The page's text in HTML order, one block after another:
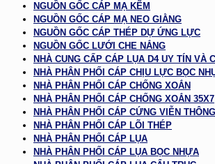
NGUỒN GỐC CÁP MẠ KẼM
NGUỒN GỐC CÁP MẠ NEO GIẰNG
NGUỒN GỐC CÁP THÉP DỰ ỨNG LỰC
NGUỒN GỐC LƯỚI CHE NẮNG
NHÀ CUNG CẤP CÁP LỤA D4 UY TÍN VÀ
NHÀ PHÂN PHỐI CÁP CHỊU LỰC BỌC
NHÀ PHÂN PHỐI CÁP CHỐNG XOẮN
NHÀ PHÂN PHỐI CÁP CHỐNG XOẮN 35X7
NHÀ PHÂN PHỐI CÁP CỨNG VIỄN THÔNG
NHÀ PHÂN PHỐI CÁP LÕI THÉP
NHÀ PHÂN PHỐI CÁP LỤA
NHÀ PHÂN PHỐI CÁP LỤA BỌC NHỰA